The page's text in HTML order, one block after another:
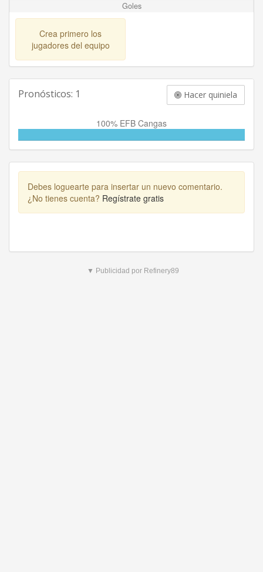
Goles
Crea primero los
jugadores del equipo
Pronósticos: 1 Hacer quiniela
100% EFB Cangas
Debes loguearte para insertar un nuevo comentario.
¿No tienes cuenta? Regístrate gratis
▼ Publicidad por Refinery89